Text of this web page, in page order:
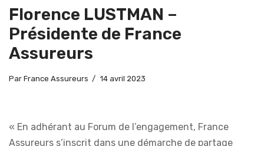
Florence LUSTMAN –
Présidente de France
Assureurs
Par France Assureurs 14 avril 2023
« En adhérant au Forum de l’engagement, France
Assureurs s’inscrit dans une démarche de partage